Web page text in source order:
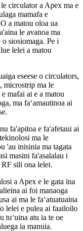
circulator a Apex ma e
mamafa e
a matou oloa ua
le avanoa ma
siosiomaga. Pe i
lelei a matou
eseese o circulators,
microstrip ma le
mafai ai e a matou
ma faʻamautinoa ai
fa'apitoa e fa'afetaui ai
ma le
'au inisinia ma tagata
masini fa'asalalau i
RF sili ona lelei.
a Apex e le gata ina
ai foi manaoga
ai ma le faʻatuatuaina
lelei e pulea ai faailoilo
tuʻuina atu ia te oe
ia manuia.